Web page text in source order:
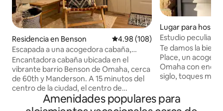
Residencia en Benson Calificación promedio: 4.98 de
4.98 (108)
Escapada a una acogedora cabaña,
jacuzzi y chimenea en Benson
Encantadora cabaña ubicada en el
vibrante barrio Benson de Omaha, cerca
de 60th y Manderson. A 15 minutos del
centro de la ciudad, el centro de
convenciones, el estadio de béisbol, el
zoológico y los museos. Perfecta para
Lugar para
Omaha
Estudio peculiar
cerca de los
Te damos la
Place, un
Omaha con
siglo, toques
plegable con un
y un sofá cama,
Amenidades populares para